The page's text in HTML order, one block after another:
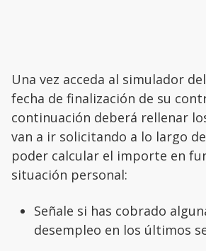
Una vez acceda al simulador
fecha de finalización de su
continuación deberá rellenar
van a ir solicitando a lo largo
poder calcular el importe en
situación personal:
Señale si has cobrado
desempleo en los últimos